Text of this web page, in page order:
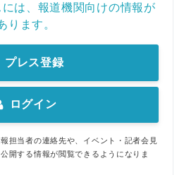
は、報道機関向けの情報が
ります。
プレス登録
ログイン
担当者の連絡先や、イベント・記者会見
開する情報が閲覧できるようになりま